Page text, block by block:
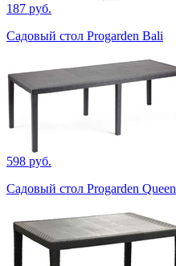
187 руб.
Садовый стол Progarden Bali
598 руб.
Садовый стол Progarden Queen